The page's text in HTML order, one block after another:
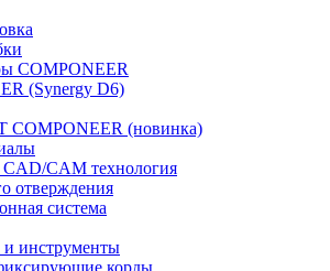
COMPONEER
(Synergy D6)
(новинка)
СAM технология
отверждения
система
инструменты
корды